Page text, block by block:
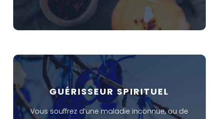
GUÉRISSEUR SPIRITUEL
Vous souffrez d’une maladie inconnue, ou de